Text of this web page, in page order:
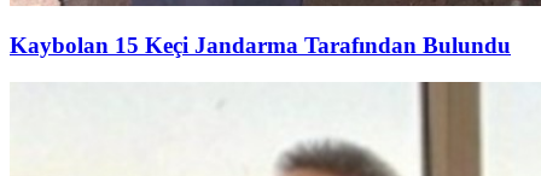
Kaybolan 15 Keçi Jandarma Tarafından Bulundu